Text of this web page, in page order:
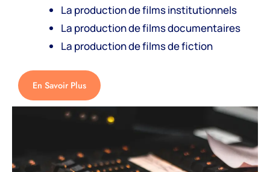
La production de films institutionnels
La production de films documentaires
La production de films de fiction
En Savoir Plus